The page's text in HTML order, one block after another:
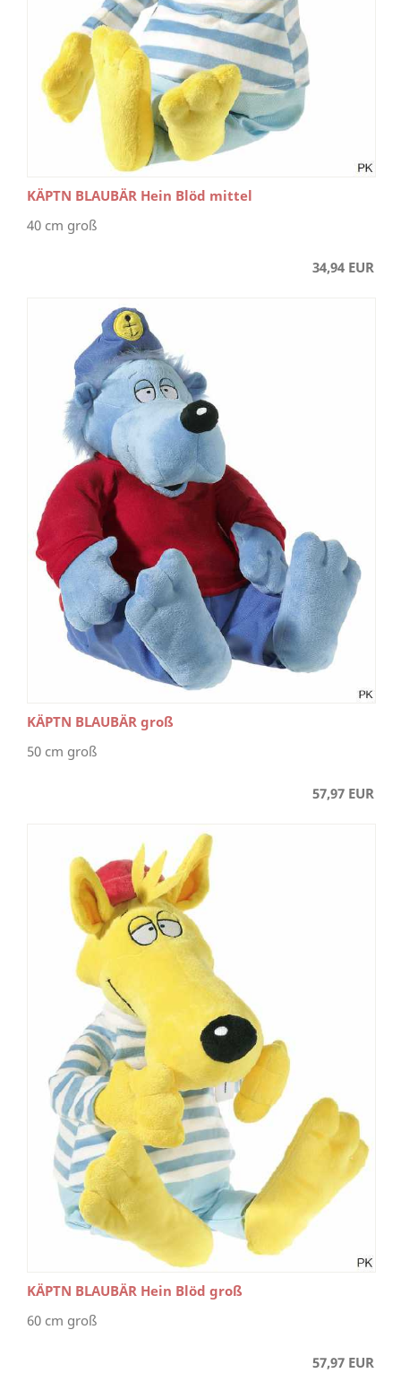
KÄPTN BLAUBÄR Hein Blöd mittel
40 cm groß
34,94 EUR
KÄPTN BLAUBÄR groß
50 cm groß
57,97 EUR
KÄPTN BLAUBÄR Hein Blöd groß
60 cm groß
57,97 EUR